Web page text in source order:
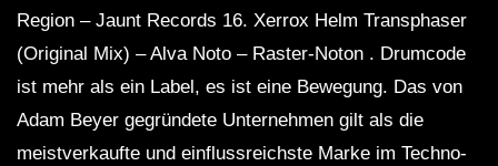
Region – Jaunt Records 16. Xerrox Helm Transphaser
(Original Mix) – Alva Noto – Raster-Noton . Drumcode
ist mehr als ein Label, es ist eine Bewegung. Das von
Adam Beyer gegründete Unternehmen gilt als die
meistverkaufte und einflussreichste Marke im Techno-